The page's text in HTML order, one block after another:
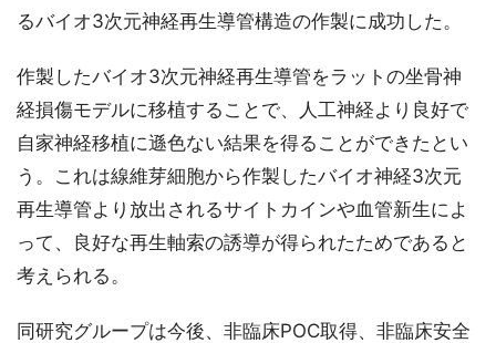
るバイオ3次元神経再生導管構造の作製に成功した。
作製したバイオ3次元神経再生導管をラットの坐骨神
経損傷モデルに移植することで、人工神経より良好で
自家神経移植に遜色ない結果を得ることができたとい
う。これは線維芽細胞から作製したバイオ神経3次元
再生導管より放出されるサイトカインや血管新生によ
って、良好な再生軸索の誘導が得られたためであると
考えられる。
同研究グループは今後、非臨床POC取得、非臨床安全